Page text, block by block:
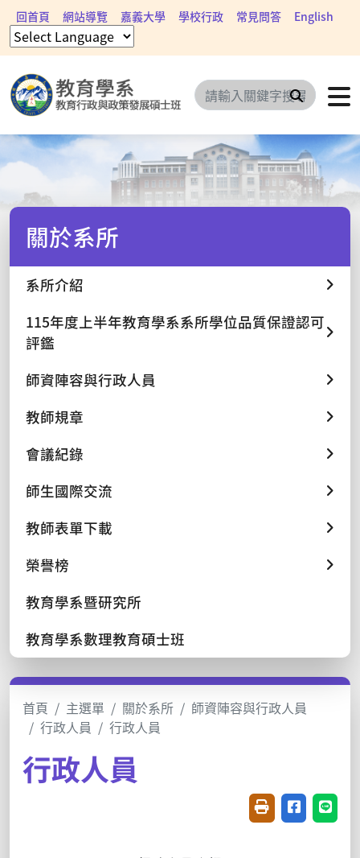
回首頁 網站導覽 嘉義大學 學校行政 常見問答 English
搜尋
關於系所
系所介紹
115年度上半年教育學系系所學位品質保證認可
評鑑
師資陣容與行政人員
教師規章
會議紀錄
師生國際交流
教師表單下載
榮譽榜
教育學系暨研究所
教育學系數理教育碩士班
首頁 主選單 關於系所
師資陣容與行政人員
行政人員
行政人員
行政人員
友善列印(開新視
分享至臉書
分享